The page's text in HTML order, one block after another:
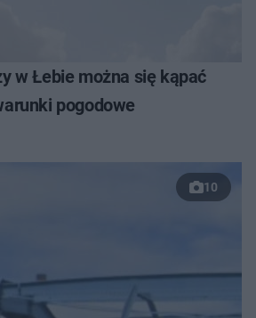
w Łebie można się kąpać
pogodowe
10